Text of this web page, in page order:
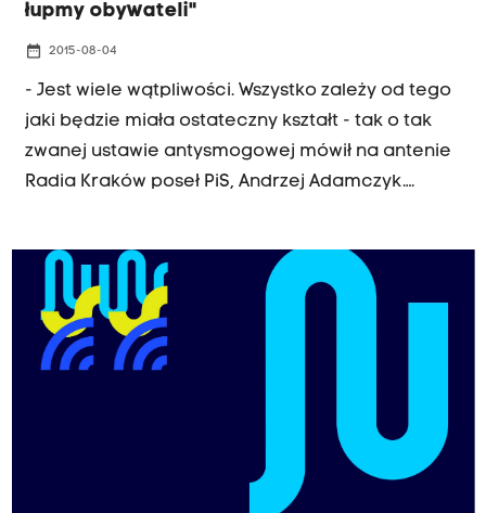
łupmy obywateli"
date_range 2015-08-04
- Jest wiele wątpliwości. Wszystko zależy od tego
jaki będzie miała ostateczny kształt - tak o tak
zwanej ustawie antysmogowej mówił na antenie
Radia Kraków poseł PiS, Andrzej Adamczyk.